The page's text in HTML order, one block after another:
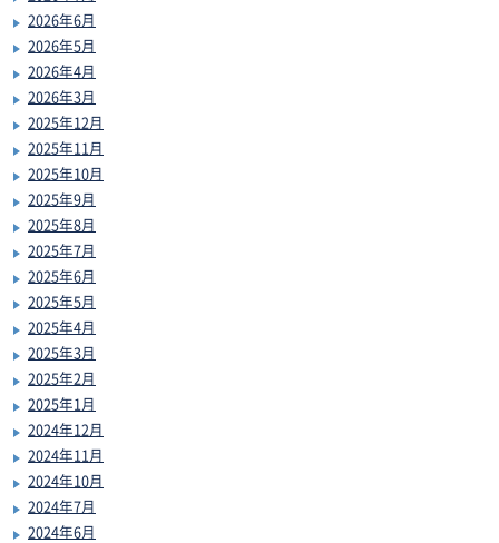
2026年6月
2026年5月
2026年4月
2026年3月
2025年12月
2025年11月
2025年10月
2025年9月
2025年8月
2025年7月
2025年6月
2025年5月
2025年4月
2025年3月
2025年2月
2025年1月
2024年12月
2024年11月
2024年10月
2024年7月
2024年6月